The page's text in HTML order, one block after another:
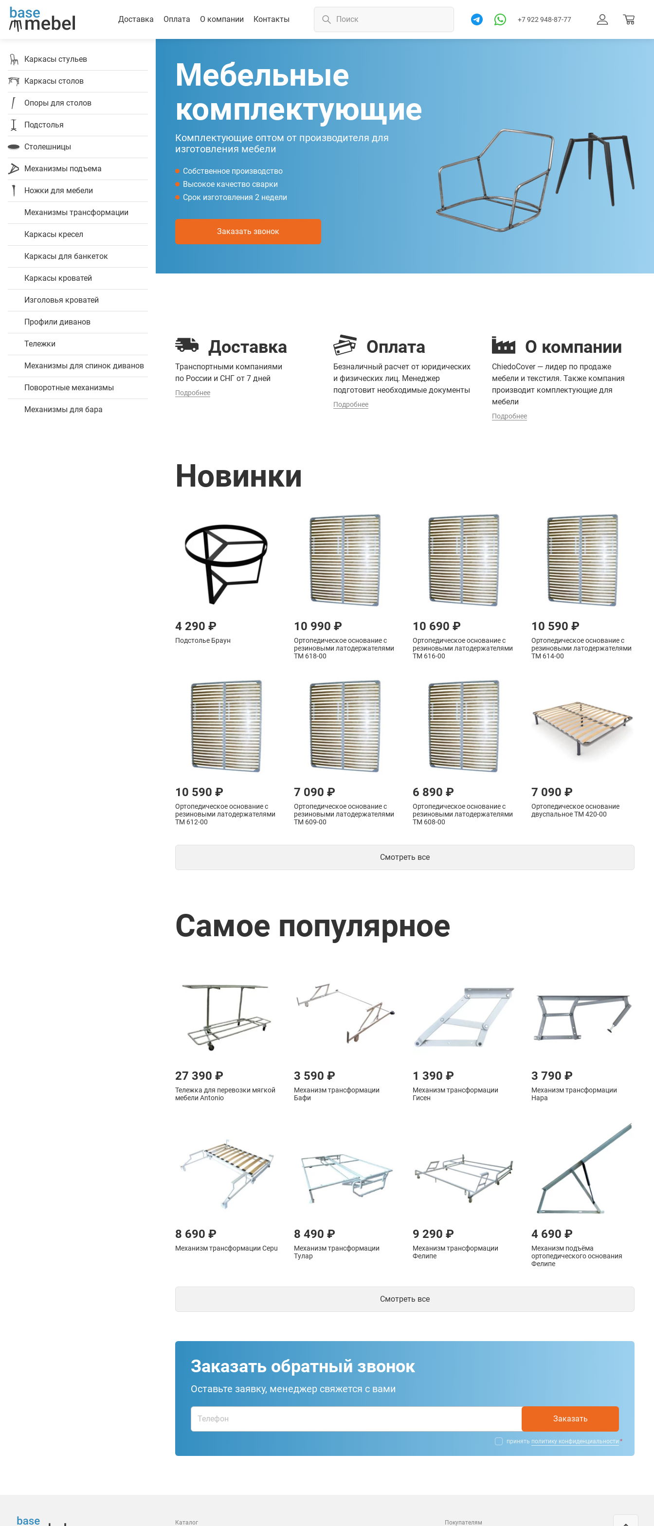
Доставка Оплата О компании Контакты +7 922 948-87-77
Каркасы стульев
Каркасы столов
Опоры для столов
Подстолья
Столешницы
Механизмы подъема
Ножки для мебели
Механизмы трансформации
Каркасы кресел
Каркасы для банкеток
Каркасы кроватей
Изголовья кроватей
Профили диванов
Тележки
Механизмы для спинок диванов
Поворотные механизмы
Механизмы для бара
Мебельные
комплектующие
Комплектующие оптом от производителя для
изготовления мебели
Собственное производство
Высокое качество сварки
Срок изготовления 2 недели
Заказать звонок
Доставка
Транспортными компаниями
по России и СНГ от 7 дней
Подробнее
Оплата
Безналичный расчет от юридических
и физических лиц. Менеджер
подготовит необходимые документы
Подробнее
О компании
ChiedoCover — лидер по продаже
мебели и текстиля. Также компания
производит комплектующие для
мебели
Подробнее
Новинки
4 290 ₽
Подстолье Браун
10 990 ₽
Ортопедическое основание с
резиновыми латодержателями
ТМ 618-00
10 690 ₽
Ортопедическое основание с
резиновыми латодержателями
ТМ 616-00
10 590 ₽
Ортопедическое основание с
резиновыми латодержателями
ТМ 614-00
10 590 ₽
Ортопедическое основание с
резиновыми латодержателями
ТМ 612-00
7 090 ₽
Ортопедическое основание с
резиновыми латодержателями
ТМ 609-00
6 890 ₽
Ортопедическое основание с
резиновыми латодержателями
ТМ 608-00
7 090 ₽
Ортопедическое основание
двуспальное ТМ 420-00
Смотреть все
Самое популярное
27 390 ₽
Тележка для перевозки мягкой
мебели Antonio
3 590 ₽
Механизм трансформации
Бафи
1 390 ₽
Механизм трансформации
Гисен
3 790 ₽
Механизм трансформации
Нара
8 690 ₽
Механизм трансформации Cepu
8 490 ₽
Механизм трансформации
Тулар
9 290 ₽
Механизм трансформации
Фелипе
4 690 ₽
Механизм подъёма
ортопедического основания
Фелипе
Смотреть все
Заказать обратный звонок
Оставьте заявку, менеджер свяжется с вами
Заказать
принять политику конфиденциальности
Каталог Покупателям